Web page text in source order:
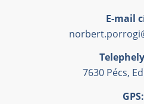
E-mail
7630 Pécs,
GPS: